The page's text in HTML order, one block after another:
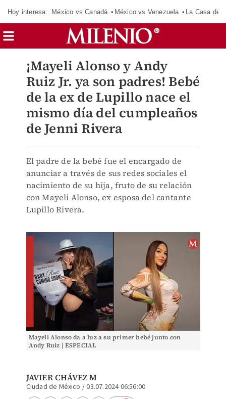
Hoy interesa: México vs Canadá México vs Venezuela La Casa de
¡Mayeli Alonso y Andy
Ruiz Jr. ya son padres! Bebé
de la ex de Lupillo nace el
mismo día del cumpleaños
de Jenni Rivera
El padre de la bebé fue el encargado de
anunciar a través de sus redes sociales el
nacimiento de su hija, fruto de su relación
con Mayeli Alonso, ex esposa del cantante
Lupillo Rivera.
Mayeli Alonso da a luz a su primer bebé junto con
Andy Ruiz | ESPECIAL
JAVIER CHÁVEZ M
Ciudad de México /03.07.2024 06:56:00